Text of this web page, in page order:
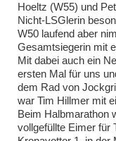
Hoeltz (W55) und
Nicht-LSGlerin
W50 laufend aber
Gesamtsiegerin mit
Mit dabei auch ein
ersten Mal für uns
dem Rad von
war Tim Hillmer mit
Beim Halbmarathon
vollgefüllte Eimer für